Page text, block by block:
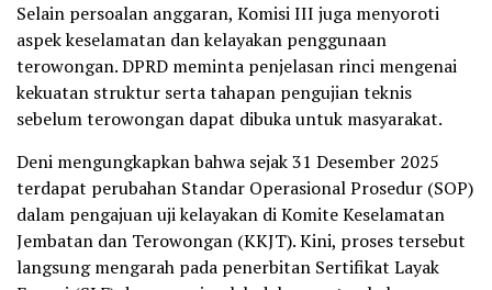
Selain persoalan anggaran, Komisi III juga menyoroti
aspek keselamatan dan kelayakan penggunaan
terowongan. DPRD meminta penjelasan rinci mengenai
kekuatan struktur serta tahapan pengujian teknis
sebelum terowongan dapat dibuka untuk masyarakat.
Deni mengungkapkan bahwa sejak 31 Desember 2025
terdapat perubahan Standar Operasional Prosedur (SOP)
dalam pengajuan uji kelayakan di Komite Keselamatan
Jembatan dan Terowongan (KKJT). Kini, proses tersebut
langsung mengarah pada penerbitan Sertifikat Layak